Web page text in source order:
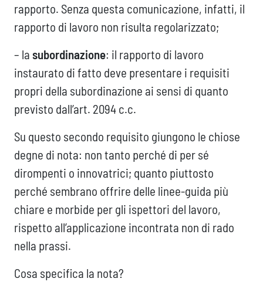
rapporto. Senza questa comunicazione, infatti, il
rapporto di lavoro non risulta regolarizzato;
– la subordinazione: il rapporto di lavoro
instaurato di fatto deve presentare i requisiti
propri della subordinazione ai sensi di quanto
previsto dall’art. 2094 c.c.
Su questo secondo requisito giungono le chiose
degne di nota: non tanto perché di per sé
dirompenti o innovatrici; quanto piuttosto
perché sembrano offrire delle linee-guida più
chiare e morbide per gli ispettori del lavoro,
rispetto all’applicazione incontrata non di rado
nella prassi.
Cosa specifica la nota?